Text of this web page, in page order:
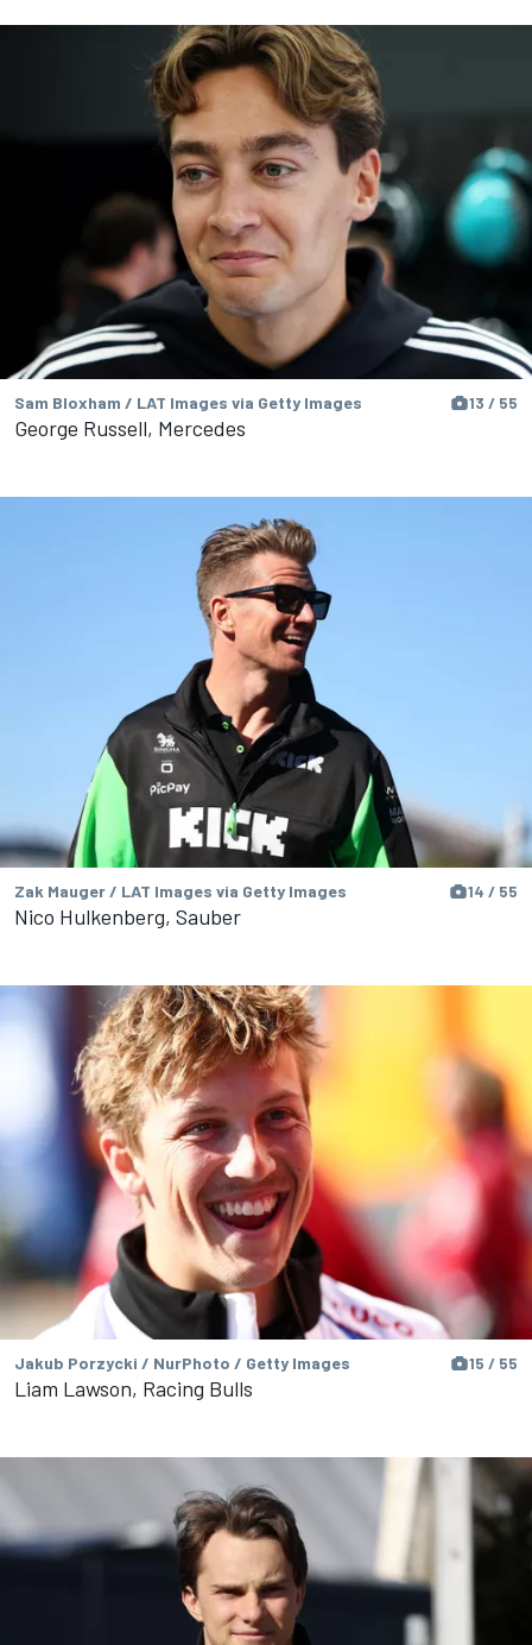
Sam Bloxham / LAT Images via Getty Images 13 / 55
George Russell, Mercedes
Zak Mauger / LAT Images via Getty Images 14 / 55
Nico Hulkenberg, Sauber
Jakub Porzycki / NurPhoto / Getty Images 15 / 55
Liam Lawson, Racing Bulls